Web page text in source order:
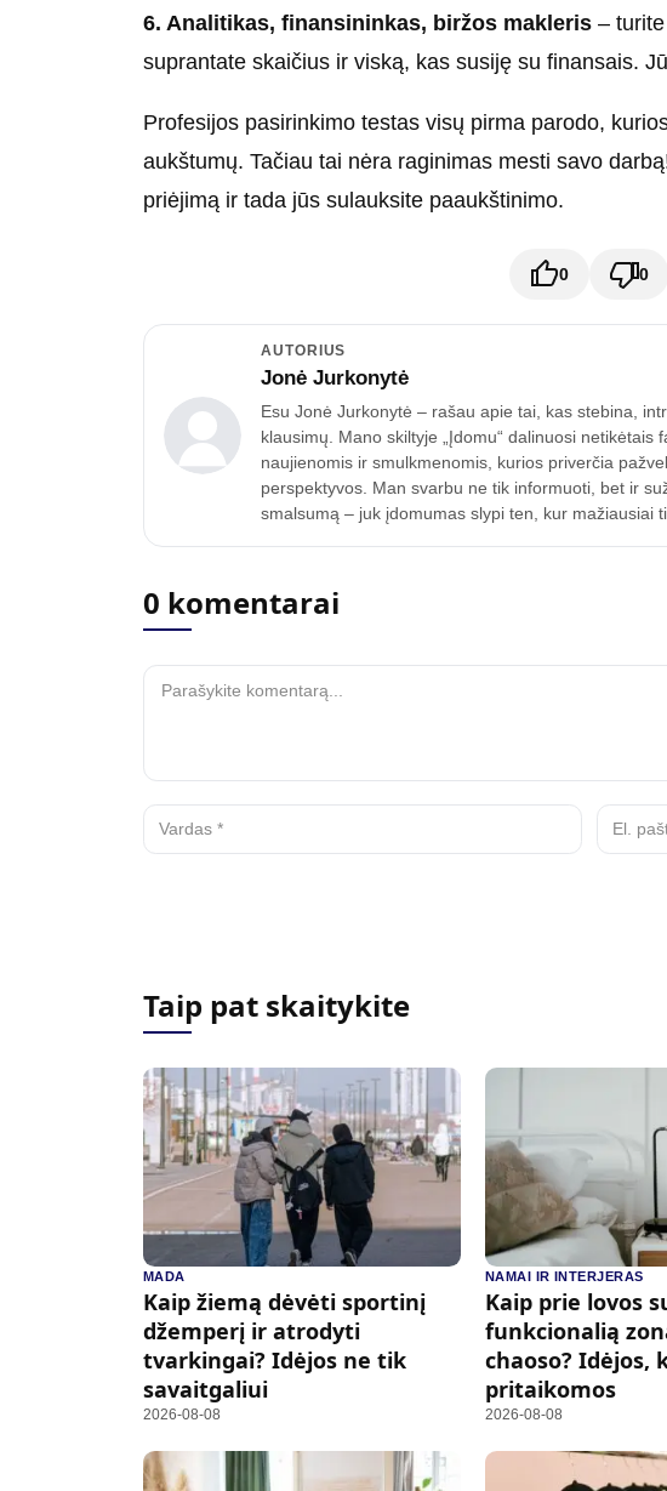
6. Analitikas, finansininkas, biržos makleris –
suprantate skaičius ir viską, kas susiję su finansais.
Profesijos pasirinkimo testas visų pirma parodo,
aukštumų. Tačiau tai nėra raginimas mesti savo
priėjimą ir tada jūs sulauksite paaukštinimo.
0 0
AUTORIUS
Jonė Jurkonytė
Esu Jonė Jurkonytė – rašau apie tai, kas stebina,
klausimų. Mano skiltyje „Įdomu“ dalinuosi netikėtais
naujienomis ir smulkmenomis, kurios priverčia
perspektyvos. Man svarbu ne tik informuoti, bet ir
smalsumą – juk įdomumas slypi ten, kur mažiausiai
0 komentarai
Taip pat skaitykite
MADA
Kaip žiemą dėvėti sportinį
džemperį ir atrodyti
tvarkingai? Idėjos ne tik
savaitgaliui
2026-08-08
NAMAI IR INTERJERAS
Kaip prie lovos
funkcionalią
chaoso? Idėjos,
pritaikomos
2026-08-08